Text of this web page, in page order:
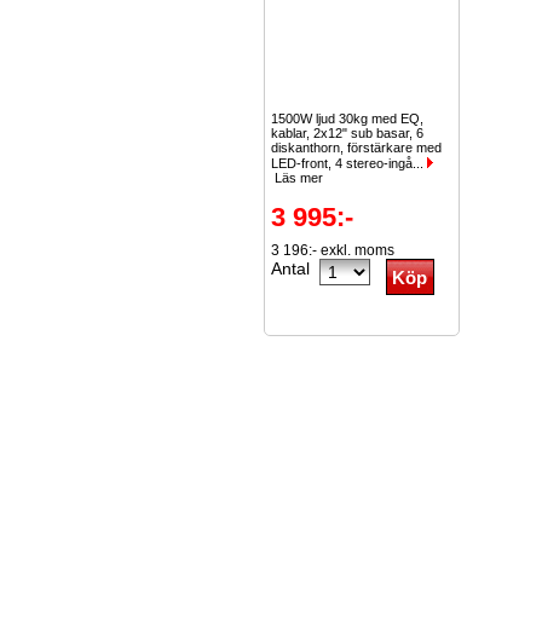
1500W ljud 30kg med EQ,
kablar, 2x12" sub basar, 6
diskanthorn, förstärkare med
LED-front, 4 stereo-ingå...
Läs mer
3 995:-
3 196:- exkl. moms
Antal